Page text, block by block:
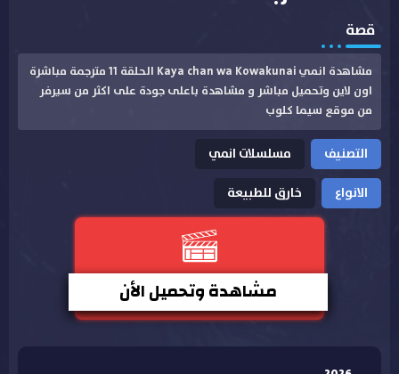
قصة
مشاهدة انمي Kaya chan wa Kowakunai الحلقة 11 مترجمة مباشرة
اون لاين وتحميل مباشر و مشاهدة باعلى جودة على اكثر من سيرفر
من موقع سيما كلوب
التصنيف
مسلسلات انمي
الانواع
خارق للطبيعة
مشاهدة وتحميل الأن